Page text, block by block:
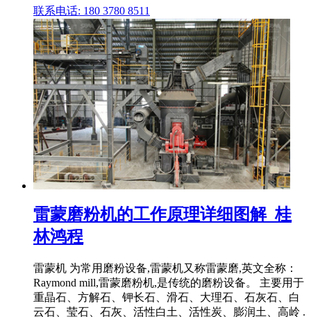
联系电话: 180 3780 8511
雷蒙磨粉机的工作原理详细图解_桂
林鸿程
雷蒙机 为常用磨粉设备,雷蒙机又称雷蒙磨,英文全称：
Raymond mill,雷蒙磨粉机,是传统的磨粉设备。 主要用于
重晶石、方解石、钾长石、滑石、大理石、石灰石、白
云石、莹石、石灰、活性白土、活性炭、膨润土、高岭 .